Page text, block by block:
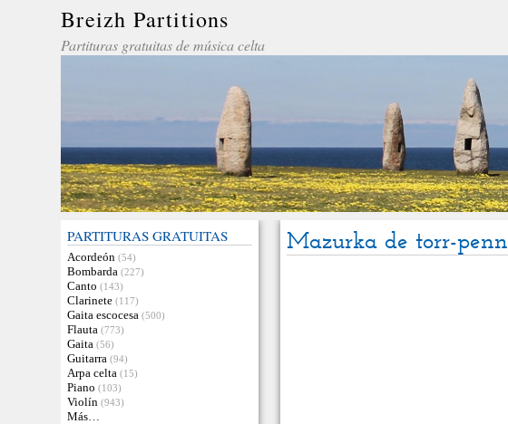
Breizh Partitions
Partituras gratuitas de música celta
PARTITURAS GRATUITAS
Acordeón (54)
Bombarda (227)
Canto (143)
Clarinete (117)
Gaita escocesa (500)
Flauta (773)
Gaita (56)
Guitarra (94)
Arpa celta (15)
Piano (103)
Violín (943)
Más…
Mazurka de torr-penn